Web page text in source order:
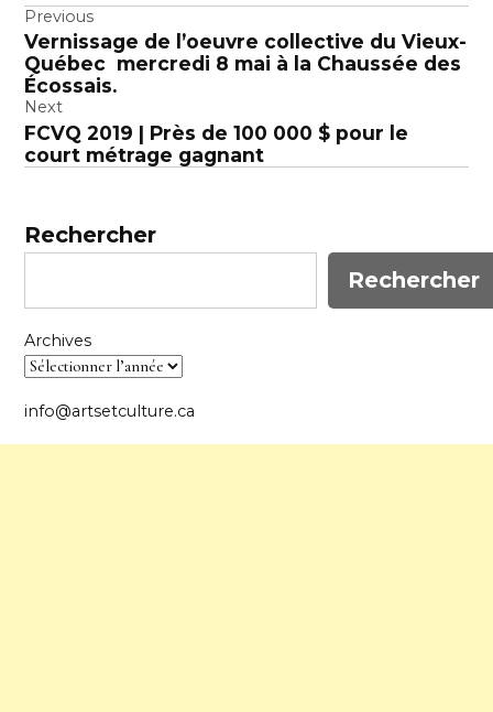
Navigation
de
l’article
Previous
Vernissage de l’oeuvre collective du Vieux-
Québec mercredi 8 mai à la Chaussée des
Écossais.
Next
FCVQ 2019 | Près de 100 000 $ pour le
court métrage gagnant
Rechercher
Rechercher
Archives
info@artsetculture.ca